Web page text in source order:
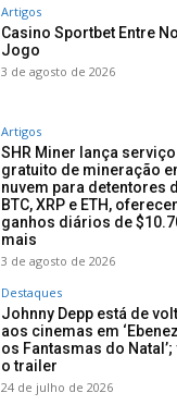
Artigos
Casino Sportbet Entre No
Jogo
3 de agosto de 2026
Artigos
SHR Miner lança serviço
gratuito de mineração
nuvem para detentores
BTC, XRP e ETH,
ganhos diários de
mais
3 de agosto de 2026
Destaques
Johnny Depp está de
aos cinemas em
os Fantasmas do Natal’;
o trailer
24 de julho de 2026